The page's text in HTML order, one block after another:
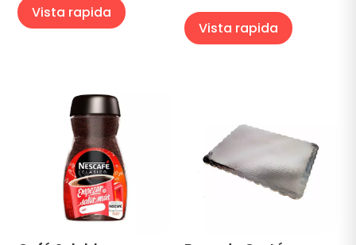
Vista rapida
Vista rapida